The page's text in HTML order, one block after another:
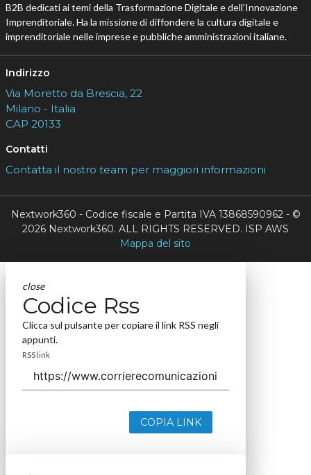
B2B dedicati ai temi della Trasformazione Digitale e dell’Innovazione
Imprenditoriale. Ha la missione di diffondere la cultura digitale e
imprenditoriale nelle imprese e pubbliche amministrazioni italiane.
Indirizzo
Via Moretto da Brescia, 22
Milano - Italia
CAP 20133
Contatti
Contatta il nostro team per maggiori informazioni
Nextwork360 - Codice fiscale e Partita IVA 13868590962 - ©
2026 Nextwork360. ALL RIGHTS RESERVED. ISP AWS
Mappa del sito
close
Codice Rss
Clicca sul pulsante per copiare il link RSS negli
appunti.
RSS link
COPIA LINK